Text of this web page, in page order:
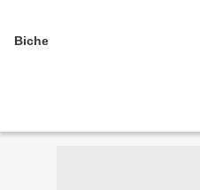
Biche